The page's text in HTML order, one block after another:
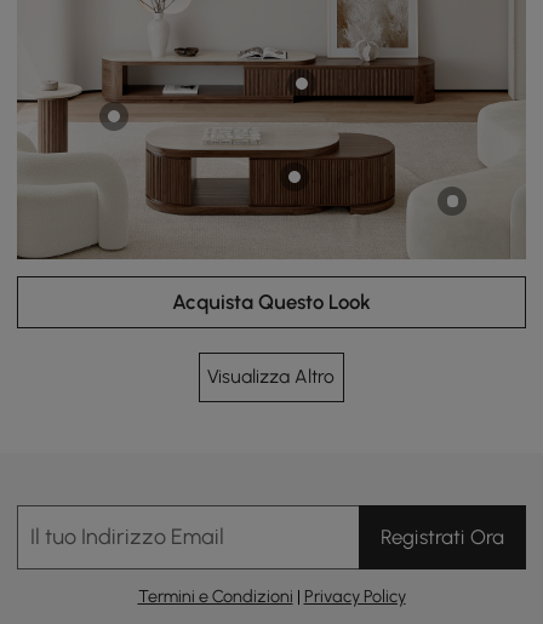
Acquista Questo Look
Visualizza Altro
Il tuo Indirizzo Email Registrati Ora
Termini e Condizioni | Privacy Policy